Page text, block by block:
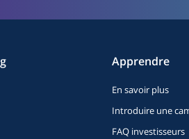
Apprendre
En savoir plus
Introduire une
FAQ investisseurs